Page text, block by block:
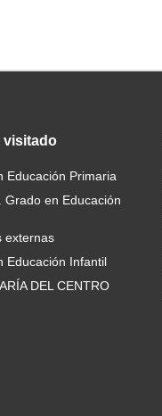
visitado
Educación Primaria
Grado en Educación
externas
Educación Infantil
DEL CENTRO